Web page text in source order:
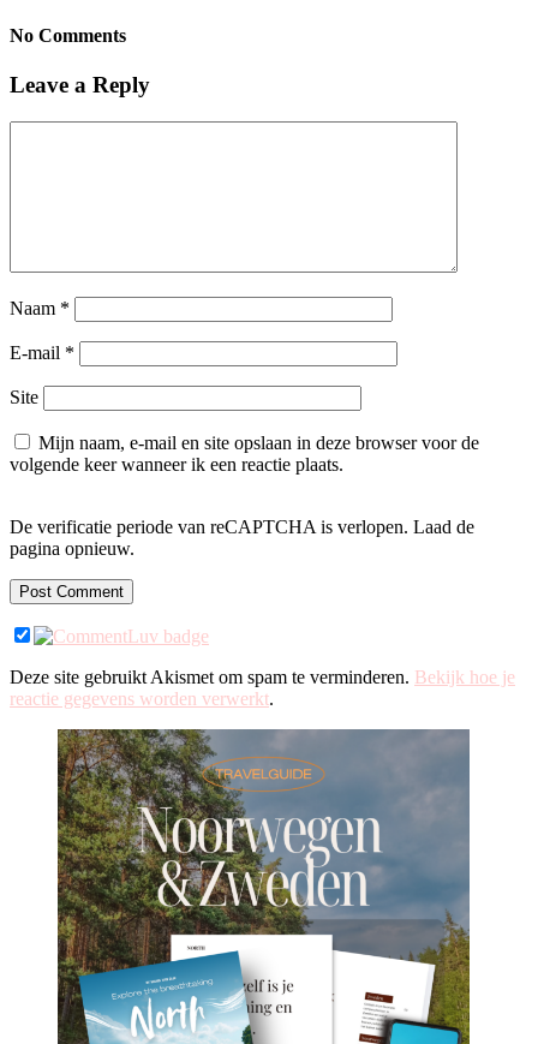
No Comments
Leave a Reply
Naam *
E-mail *
Site
Mijn naam, e-mail en site opslaan in deze browser voor de
volgende keer wanneer ik een reactie plaats.
De verificatie periode van reCAPTCHA is verlopen. Laad de
pagina opnieuw.
Deze site gebruikt Akismet om spam te verminderen. Bekijk hoe je
reactie gegevens worden verwerkt.